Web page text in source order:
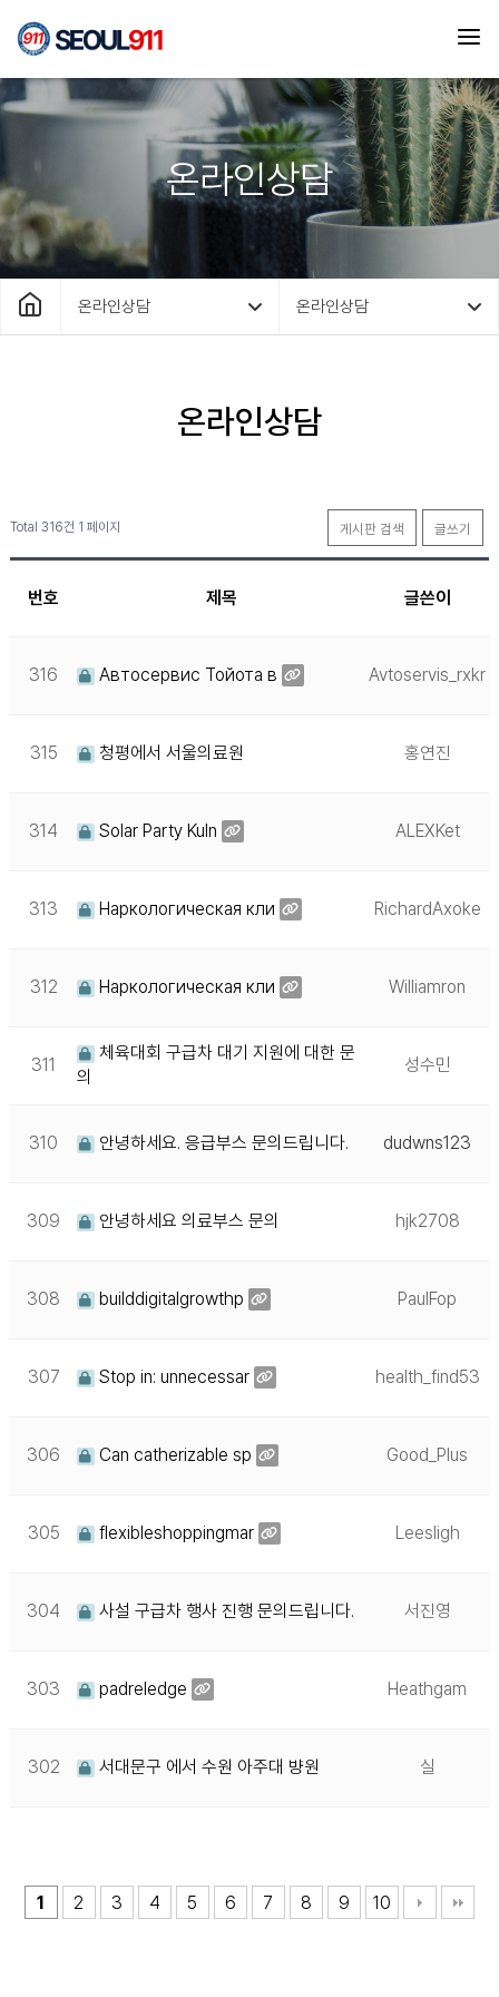
온라인상담
온라인상담 온라인상담
온라인상담
Total 316건 1 페이지 게시판 검색 글쓰기
번호 제목 글쓴이
316 Автосервис Тойота в Avtoservis_rxkr
315 청평에서 서울의료원 홍연진
314 Solar Party Kuln ALEXKet
313 Наркологическая кли RichardAxoke
312 Наркологическая кли Williamron
311
체육대회 구급차 대기 지원에 대한 문
의
성수민
310 안녕하세요. 응급부스 문의드립니다. dudwns123
309 안녕하세요 의료부스 문의 hjk2708
308 builddigitalgrowthp PaulFop
307 Stop in: unnecessar health_find53
306 Can catherizable sp Good_Plus
305 flexibleshoppingmar Leesligh
304 사설 구급차 행사 진행 문의드립니다. 서진영
303 padreledge Heathgam
302 서대문구 에서 수원 아주대 뱡원 실
1 2 3 4 5 6 7 8 9 10